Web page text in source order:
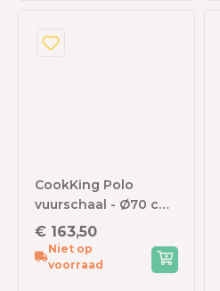
CookKing Polo
vuurschaal - Ø70 cm
- zwart staal
€ 163,50
Niet op
voorraad